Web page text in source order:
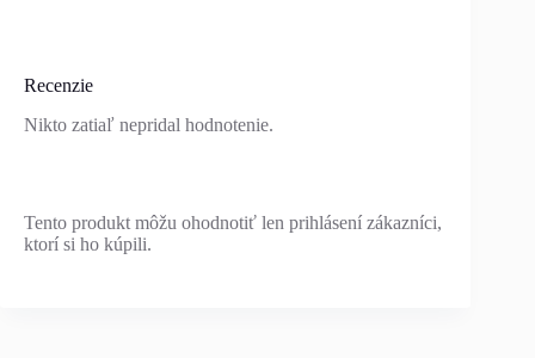
Recenzie
Nikto zatiaľ nepridal hodnotenie.
Tento produkt môžu ohodnotiť len prihlásení zákazníci,
ktorí si ho kúpili.